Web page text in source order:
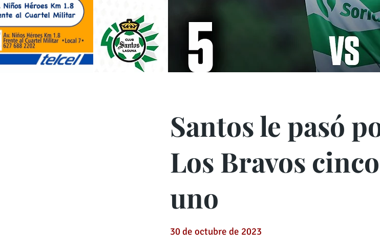
Santos le pasó
Los Bravos
uno
30 de octubre de 2023